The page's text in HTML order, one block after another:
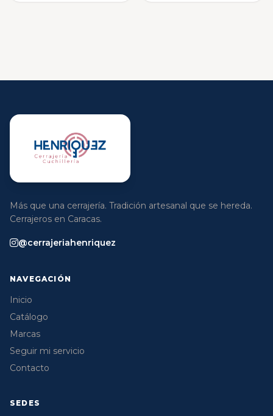
Más que una cerrajería. Tradición artesanal que se hereda.
Cerrajeros en Caracas.
@cerrajeriahenriquez
NAVEGACIÓN
Inicio
Catálogo
Marcas
Seguir mi servicio
Contacto
SEDES